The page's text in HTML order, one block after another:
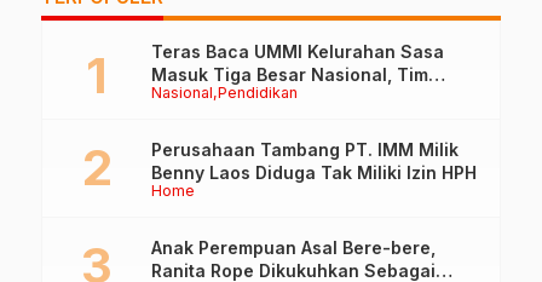
Nasional Pendidikan
Teras Baca UMMI Kelurahan Sasa
Masuk Tiga Besar Nasional, Tim
Penilai Lakukan Visitasi di Ternate
Home
Perusahaan Tambang PT. IMM Milik
Benny Laos Diduga Tak Miliki Izin HPH
Anak Perempuan Asal Bere-bere,
Ranita Rope Dikukuhkan Sebagai